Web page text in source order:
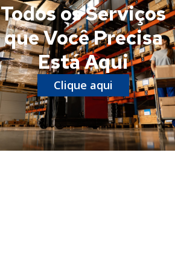
Todos os Serviços
que Você Precisa
Está Aqui
Clique aqui